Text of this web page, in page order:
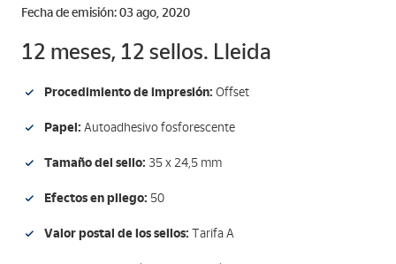
Fecha de emisión: 03 ago, 2020
12 meses, 12 sellos. Lleida
Procedimiento de impresión: Offset
Papel: Autoadhesivo fosforescente
Tamaño del sello: 35 x 24,5 mm
Efectos en pliego: 50
Valor postal de los sellos: Tarifa A